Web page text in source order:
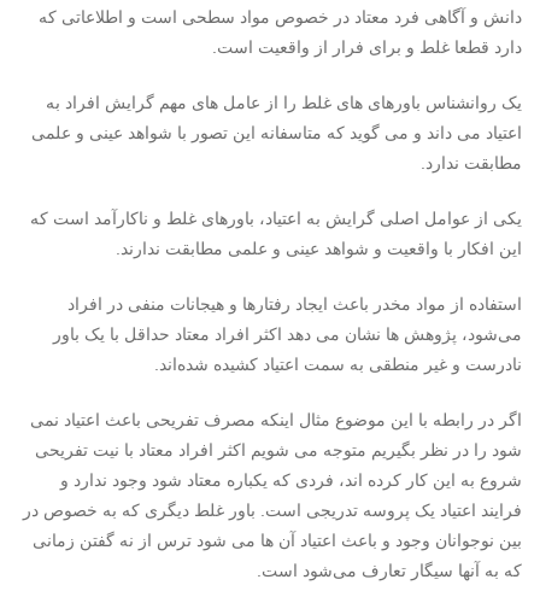
دانش و آگاهی فرد معتاد در خصوص مواد سطحی است و اطلاعاتی که
دارد قطعا غلط و برای فرار از واقعیت است.
یک روانشناس باورهای های غلط را از عامل های مهم گرایش افراد به
اعتیاد می داند و می گوید که متاسفانه این تصور با شواهد عینی و علمی
مطابقت ندارد.
یکی از عوامل اصلی گرایش به اعتیاد، باورهای غلط و ناکارآمد است که
این افکار با واقعیت و شواهد عینی و علمی مطابقت ندارند.
استفاده از مواد مخدر باعث ایجاد رفتارها و هیجانات منفی در افراد
می‌شود، پژوهش ها نشان می دهد اکثر افراد معتاد حداقل با یک باور
نادرست و غیر منطقی به سمت اعتیاد کشیده شده‌اند.
اگر در رابطه با این موضوع مثال اینکه مصرف تفریحی باعث اعتیاد نمی
شود را در نظر بگیریم متوجه می شویم اکثر افراد معتاد با نیت تفریحی
شروع به این کار کرده اند، فردی که یکباره معتاد شود وجود ندارد و
فرایند اعتیاد یک پروسه تدریجی است. باور غلط دیگری که به خصوص در
بین نوجوانان وجود و باعث اعتیاد آن ها می شود ترس از نه گفتن زمانی
که به آنها سیگار تعارف می‌شود است.